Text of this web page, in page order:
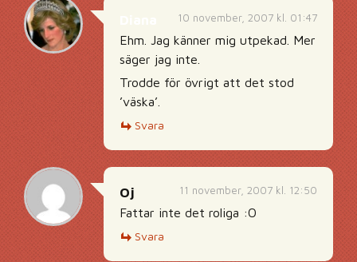
10 november, 2007 kl. 01:47
Ehm. Jag känner mig utpekad. Mer
säger jag inte.
Trodde för övrigt att det stod
’väska’.
Svara
11 november, 2007 kl. 12:50
Oj
Fattar inte det roliga :O
Svara